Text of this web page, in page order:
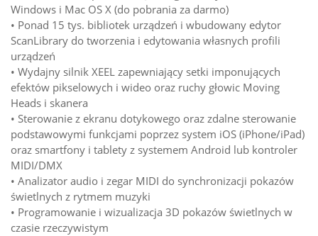
Windows i Mac OS X (do pobrania za darmo)
• Ponad 15 tys. bibliotek urządzeń i wbudowany edytor
ScanLibrary do tworzenia i edytowania własnych profili
urządzeń
• Wydajny silnik XEEL zapewniający setki imponujących
efektów pikselowych i wideo oraz ruchy głowic Moving
Heads i skanera
• Sterowanie z ekranu dotykowego oraz zdalne sterowanie
podstawowymi funkcjami poprzez system iOS (iPhone/iPad)
oraz smartfony i tablety z systemem Android lub kontroler
MIDI/DMX
• Analizator audio i zegar MIDI do synchronizacji pokazów
świetlnych z rytmem muzyki
• Programowanie i wizualizacja 3D pokazów świetlnych w
czasie rzeczywistym